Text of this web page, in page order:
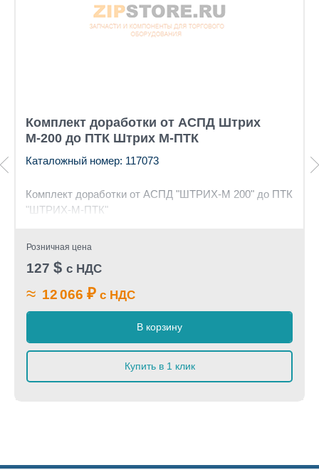
Комплект доработки от АСПД Штрих
М-200 до ПТК Штрих М-ПТК
Каталожный номер: 117073
Комплект доработки от АСПД "ШТРИХ-М 200" до ПТК
"ШТРИХ-М-ПТК"
Розничная цена
127 $ с НДС
≈ 12 066 ₽ с НДС
В корзину
Купить в 1 клик